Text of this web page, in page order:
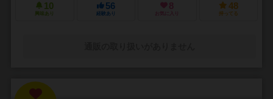
10
興味あり
56
経験あり
8
お気に入り
48
持ってる